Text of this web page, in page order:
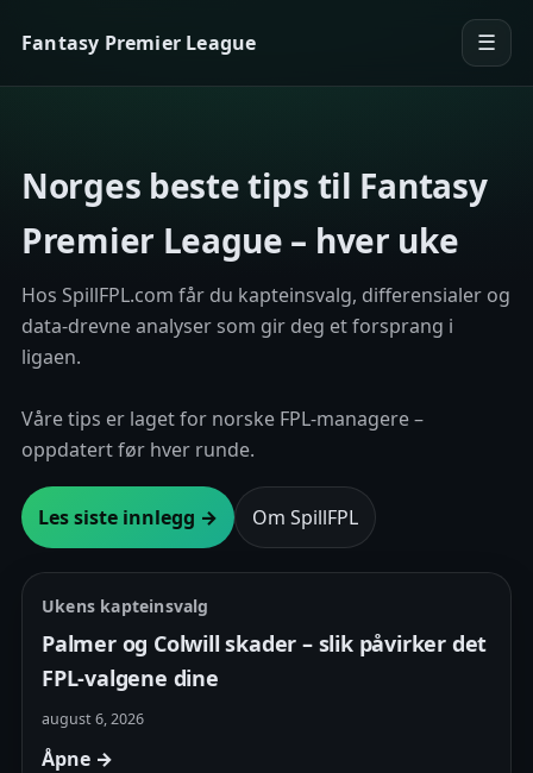
Fantasy Premier League ☰
Norges beste tips til Fantasy
Premier League – hver uke
Hos SpillFPL.com får du kapteinsvalg, differensialer og
data-drevne analyser som gir deg et forsprang i
ligaen.
Våre tips er laget for norske FPL-managere –
oppdatert før hver runde.
Les siste innlegg → Om SpillFPL
Ukens kapteinsvalg
Palmer og Colwill skader – slik påvirker det
FPL-valgene dine
august 6, 2026
Åpne →